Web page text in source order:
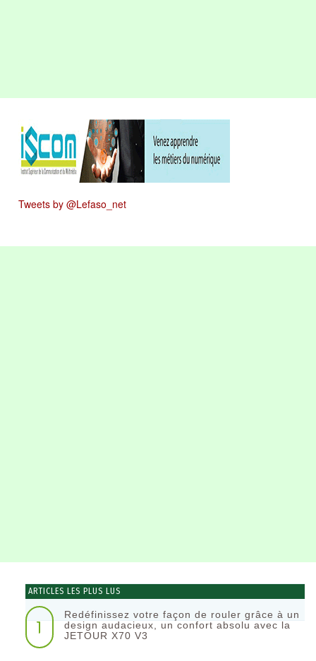
Tweets by @Lefaso_net
ARTICLES LES PLUS LUS
1
Redéfinissez votre façon de rouler grâce à un
design audacieux, un confort absolu avec la
JETOUR X70 V3